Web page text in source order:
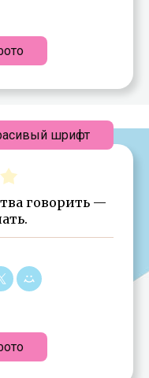
говорить —
шрифт